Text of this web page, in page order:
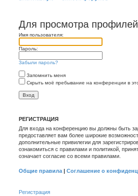
Для просмотра
Имя пользователя:
Пароль:
Забыли пароль?
Запомнить меня
Скрыть моё пребывание на конференции в
РЕГИСТРАЦИЯ
Для входа на конференцию вы должны быть
предоставляет вам более широкие
дополнительные привилегии для
ознакомиться с правилами и политикой,
означает согласие со всеми правилами.
Общие правила | Соглашение о
Регистрация